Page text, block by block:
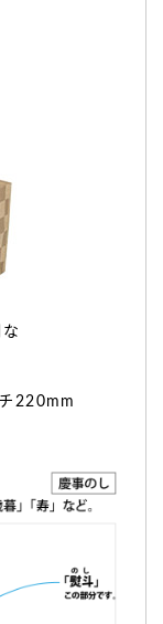
えました。
とても喜んでも
セージ入れバウ
愛くてとても
とても喜んでも
ウムクーヘン(動
220mm